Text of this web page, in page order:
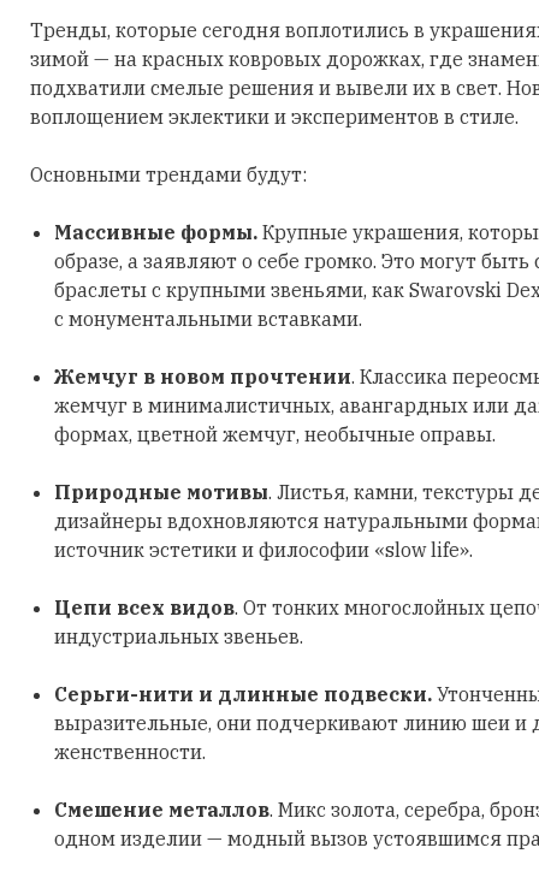
Тренды, которые сегодня воплотились в
зимой — на красных ковровых дорожках, где
подхватили смелые решения и вывели их в свет.
воплощением эклектики и экспериментов в стиле.
Основными трендами будут:
Массивные формы. Крупные украшения,
образе, а заявляют о себе громко. Это могут быть
браслеты с крупными звеньями, как Swarovski
с монументальными вставками.
Жемчуг в новом прочтении. Классика
жемчуг в минималистичных, авангардных или
формах, цветной жемчуг, необычные оправы.
Природные мотивы. Листья, камни, текстуры
дизайнеры вдохновляются натуральными
источник эстетики и философии «slow life».
Цепи всех видов. От тонких многослойных
индустриальных звеньев.
Серьги-нити и длинные подвески.
выразительные, они подчеркивают линию шеи и
женственности.
Смешение металлов. Микс золота, серебра,
одном изделии — модный вызов устоявшимся